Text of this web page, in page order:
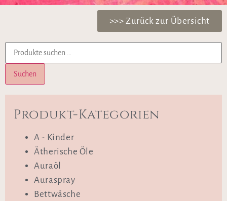
>>> Zurück zur Übersicht
Suchen
Produkt-Kategorien
A - Kinder
Ätherische Öle
Auraöl
Auraspray
Bettwäsche